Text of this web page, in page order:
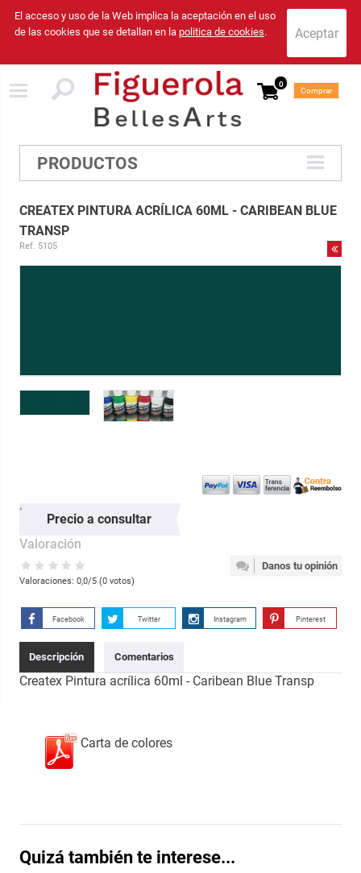
El acceso y uso de la Web implica la aceptación en el uso
de las cookies que se detallan en la politica de cookies.
0
Comprar
PRODUCTOS
CREATEX PINTURA ACRÍLICA 60ML - CARIBEAN BLUE
TRANSP
Ref. 5105
Precio a consultar
Danos tu opinión
Valoración
Valoraciones: 0,0/5 (0votos)
Facebook Twitter Instagram Pinterest
Descripción Comentarios
Createx Pintura acrílica 60ml - Caribean Blue Transp
Carta de colores
Quizá también te interese...